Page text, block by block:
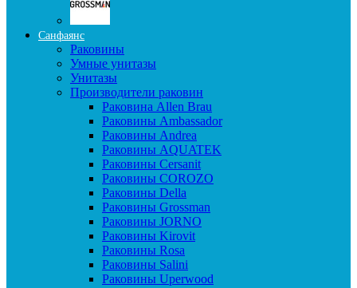
Санфаянс
Раковины
Умные унитазы
Унитазы
Производители раковин
Раковина Allen Brau
Раковины Ambassador
Раковины Andrea
Раковины AQUATEK
Раковины Cersanit
Раковины COROZO
Раковины Della
Раковины Grossman
Раковины JORNO
Раковины Kirovit
Раковины Rosa
Раковины Salini
Раковины Uperwood